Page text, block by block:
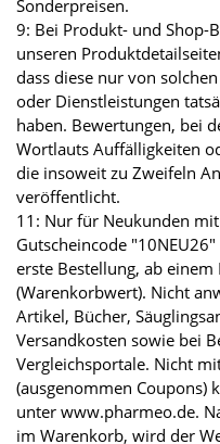
Sonderpreisen.
9: Bei Produkt- und Shop-
unseren
dass diese nur von
oder Dienstleistungen
haben. Bewertungen, bei
Wortlauts Auffälligkeiten
die insoweit zu Zweifeln
veröffentlicht.
11: Nur für Neukunden
Gutscheincode
erste Bestellung, ab
(Warenkorbwert). Nicht
Artikel, Bücher,
Versandkosten sowie bei
Vergleichsportale. Nicht
(ausgenommen Coupons)
unter www.pharmeo.de.
im Warenkorb, wird der